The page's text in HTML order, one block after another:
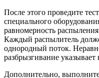
После этого проведите
специального
равномерность
Каждый распылитель
однородный поток.
разбрызгивание
Дополнительно,